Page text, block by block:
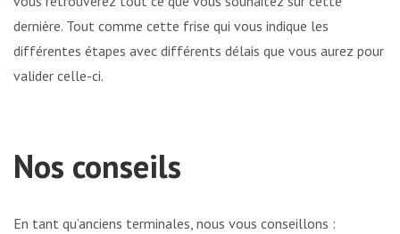
dernière. Tout comme cette frise qui vous indique les
différentes étapes avec différents délais que vous aurez pour
valider celle-ci.
Nos conseils
En tant qu’anciens terminales, nous vous conseillons :